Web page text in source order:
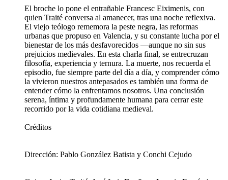
El broche lo pone el entrañable Francesc Eiximenis, con
quien Traité conversa al amanecer, tras una noche reflexiva.
El viejo teólogo rememora la peste negra, las reformas
urbanas que propuso en Valencia, y su constante lucha por el
bienestar de los más desfavorecidos —aunque no sin sus
prejuicios medievales. En esta charla final, se entrecruzan
filosofía, experiencia y ternura. La muerte, nos recuerda el
episodio, fue siempre parte del día a día, y comprender cómo
la vivieron nuestros antepasados es también una forma de
entender cómo la enfrentamos nosotros. Una conclusión
serena, íntima y profundamente humana para cerrar este
recorrido por la vida cotidiana medieval.
Créditos
Dirección: Pablo González Batista y Conchi Cejudo